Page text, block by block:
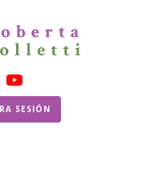
SESIÓN